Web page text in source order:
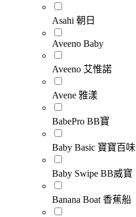
Asahi 朝日
Aveeno Baby
Aveeno 艾惟諾
Avene 雅漾
BabePro BB寶
Baby Basic 寶寶百味
Baby Swipe BB威寶
Banana Boat 香蕉船